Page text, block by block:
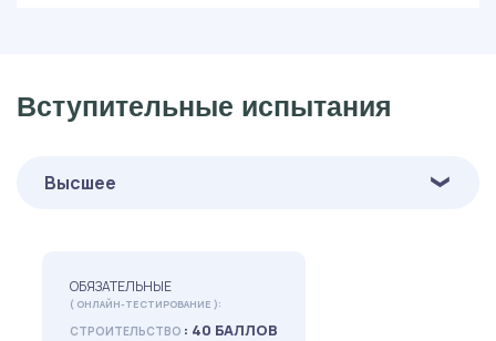
Вступительные испытания
Высшее
ОБЯЗАТЕЛЬНЫЕ
( ОНЛАЙН-ТЕСТИРОВАНИЕ ):
СТРОИТЕЛЬСТВО : 40 БАЛЛОВ